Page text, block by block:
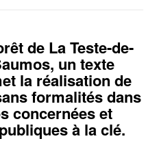
de La Teste-de-
un texte
la réalisation de
formalités dans
concernées et
à la clé.